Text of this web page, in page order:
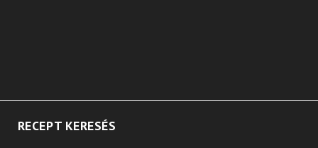
RECEPT KERESÉS